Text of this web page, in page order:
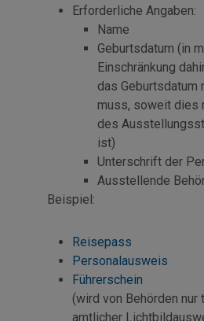
Erforderliche Angaben:
Name
Geburtsdatum (in
Einschränkung
das Geburtsdatum
muss, soweit dies
des
ist)
Unterschrift der
Ausstellende
Beispiel:
Reisepass
Personalausweis
Führerschein
(wird von Behörden
amtlicher